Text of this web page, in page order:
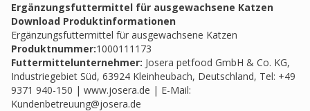
Ergänzungsfuttermittel für ausgewachsene Katzen
Download Produktinformationen
Ergänzungsfuttermittel für ausgewachsene Katzen
Produktnummer:1000111173
Futtermittelunternehmer: Josera petfood GmbH & Co. KG,
Industriegebiet Süd, 63924 Kleinheubach, Deutschland, Tel: +49
9371 940-150 | www.josera.de | E-Mail:
Kundenbetreuung@josera.de